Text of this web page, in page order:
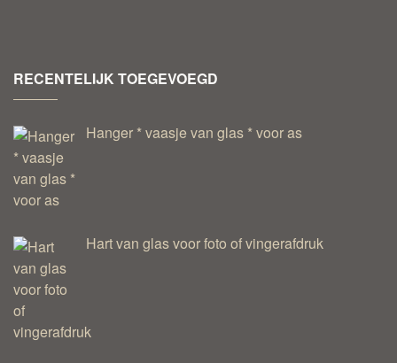
RECENTELIJK TOEGEVOEGD
Hanger * vaasje van glas * voor as
Hart van glas voor foto of vingerafdruk